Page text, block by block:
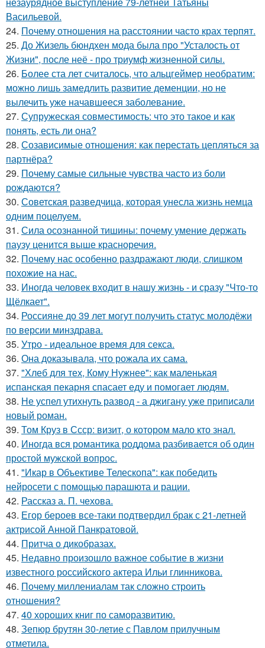
Васильевой.
24. Почему отношения на расстоянии часто крах терпят.
25. До Жизель бюндхен мода была про "Усталость от
Жизни", после неё - про триумф жизненной силы.
26. Более ста лет считалось, что альцгеймер необратим:
можно лишь замедлить развитие деменции, но не
вылечить уже начавшееся заболевание.
27. Супружеская совместимость: что это такое и как
понять, есть ли она?
28. Созависимые отношения: как перестать цепляться за
партнёра?
29. Почему самые сильные чувства часто из боли
рождаются?
30. Советская разведчица, которая унесла жизнь немца
одним поцелуем.
31. Сила осознанной тишины: почему умение держать
паузу ценится выше красноречия.
32. Почему нас особенно раздражают люди, слишком
похожие на нас.
33. Иногда человек входит в нашу жизнь - и сразу "Что-то
Щёлкает".
34. Россияне до 39 лет могут получить статус молодёжи
по версии минздрава.
35. Утро - идеальное время для секса.
36. Она доказывала, что рожала их сама.
37. "Хлеб для тех, Кому Нужнее": как маленькая
испанская пекарня спасает еду и помогает людям.
38. Не успел утихнуть развод - а джигану уже приписали
новый роман.
39. Том Круз в Ссср: визит, о котором мало кто знал.
40. Иногда вся романтика роддома разбивается об один
простой мужской вопрос.
41. "Икар в Объективе Телескопа": как победить
нейросети с помощью парашюта и рации.
42. Рассказ а. П. чехова.
43. Егор бероев все-таки подтвердил брак с 21-летней
актрисой Анной Панкратовой.
44. Притча о дикобразах.
45. Недавно произошло важное событие в жизни
известного российского актера Ильи глинникова.
46. Почему миллениалам так сложно строить
отношения?
47. 40 хороших книг по саморазвитию.
48. Зепюр брутян 30-летие с Павлом прилучным
отметила.